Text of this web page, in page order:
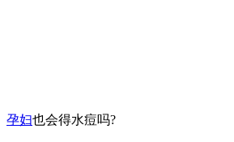
孕妇也会得水痘吗?